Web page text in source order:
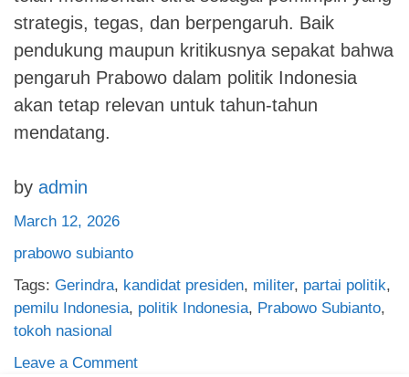
strategis, tegas, dan berpengaruh. Baik
pendukung maupun kritikusnya sepakat bahwa
pengaruh Prabowo dalam politik Indonesia
akan tetap relevan untuk tahun-tahun
mendatang.
by admin
March 12, 2026
prabowo subianto
Tags: Gerindra, kandidat presiden, militer, partai politik,
pemilu Indonesia, politik Indonesia, Prabowo Subianto,
tokoh nasional
Leave a Commenton